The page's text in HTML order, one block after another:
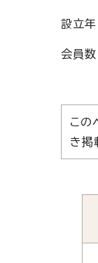
設立
会員数
この
き掲